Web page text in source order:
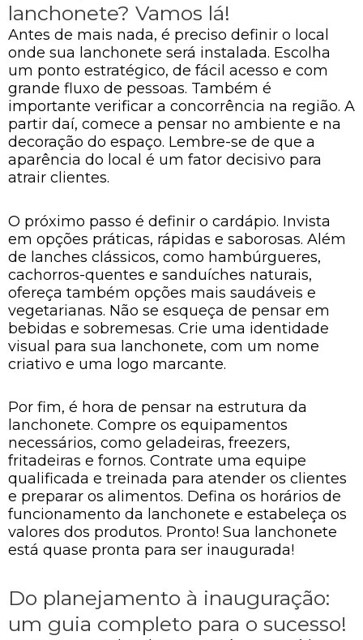
lanchonete? Vamos lá!
Antes de mais nada, é preciso definir o local
onde sua lanchonete será instalada. Escolha
um ponto estratégico, de fácil acesso e com
grande fluxo de pessoas. Também é
importante verificar a concorrência na região. A
partir daí, comece a pensar no ambiente e na
decoração do espaço. Lembre-se de que a
aparência do local é um fator decisivo para
atrair clientes.
O próximo passo é definir o cardápio. Invista
em opções práticas, rápidas e saborosas. Além
de lanches clássicos, como hambúrgueres,
cachorros-quentes e sanduíches naturais,
ofereça também opções mais saudáveis e
vegetarianas. Não se esqueça de pensar em
bebidas e sobremesas. Crie uma identidade
visual para sua lanchonete, com um nome
criativo e uma logo marcante.
Por fim, é hora de pensar na estrutura da
lanchonete. Compre os equipamentos
necessários, como geladeiras, freezers,
fritadeiras e fornos. Contrate uma equipe
qualificada e treinada para atender os clientes
e preparar os alimentos. Defina os horários de
funcionamento da lanchonete e estabeleça os
valores dos produtos. Pronto! Sua lanchonete
está quase pronta para ser inaugurada!
Do planejamento à inauguração:
um guia completo para o sucesso!